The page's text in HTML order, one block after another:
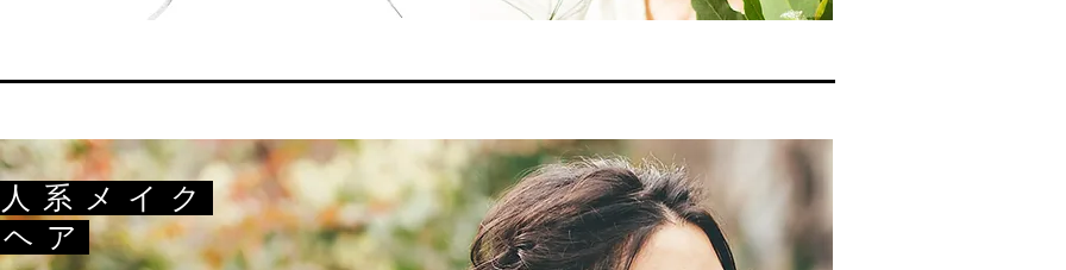
系メイク
ア